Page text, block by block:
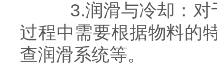
3.润滑与冷却：对
过程中需要根据物料的
查润滑系统等。